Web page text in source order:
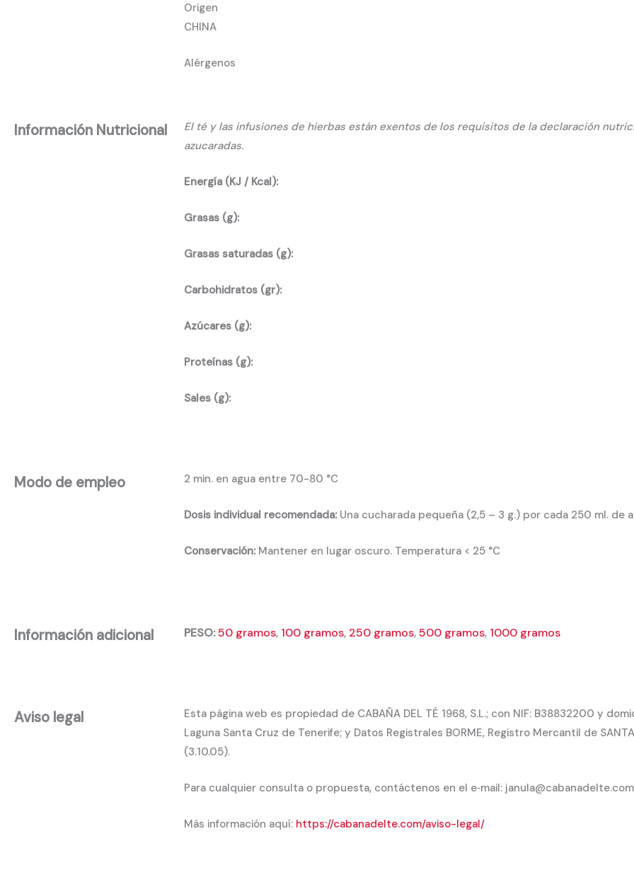
Origen
CHINA
Alérgenos
Información Nutricional
El té y las infusiones de hierbas están exentos de los requisitos de la declaración
azucaradas.
Energía (KJ / Kcal):
Grasas (g):
Grasas saturadas (g):
Carbohidratos (gr):
Azúcares (g):
Proteínas (g):
Sales (g):
Modo de empleo 2 min. en agua entre 70-80 °C
Dosis individual recomendada: Una cucharada pequeña (2,5 – 3 g.) por cada 250 ml. de
Conservación: Mantener en lugar oscuro. Temperatura < 25 °C
Información adicional PESO:50 gramos, 100 gramos, 250 gramos,500 gramos, 1000 gramos
Aviso legal
Esta página web es propiedad de CABAÑA DEL TÉ 1968, S.L.; con NIF: B38832200 y
Laguna Santa Cruz de Tenerife; y Datos Registrales BORME, Registro Mercantil de SANTA
(3.10.05).
Para cualquier consulta o propuesta, contáctenos en el e‐mail: janula@cabanadelte.com
Más información aquí: https://cabanadelte.com/aviso-legal/